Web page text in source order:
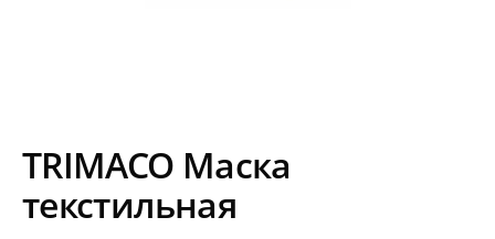
TRIMACO Маска
текстильная